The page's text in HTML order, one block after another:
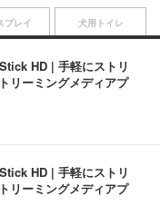
HD | 手軽にストリ
リーミングメディアプ
HD | 手軽にストリ
リーミングメディアプ
プレイ 犬用トイレ